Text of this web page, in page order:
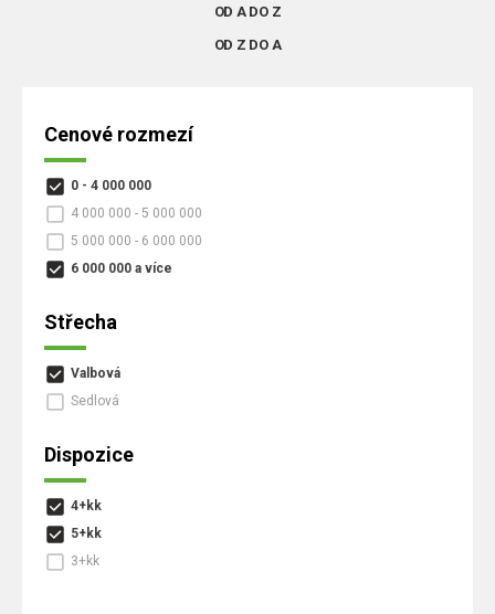
OD A DO Z
OD Z DO A
Cenové rozmezí
0 - 4 000 000
4 000 000 - 5 000 000
5 000 000 - 6 000 000
6 000 000 a více
Střecha
Valbová
Sedlová
Dispozice
4+kk
5+kk
3+kk